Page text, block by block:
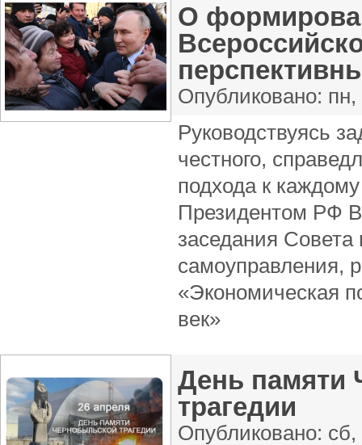
О
Опубликовано: пн,
Руководствуясь
честного,
подхода к
Президентом РФ
заседания Совета
самоуправления,
«Экономическая
век»
День памяти
трагедии
Опубликовано: сб,